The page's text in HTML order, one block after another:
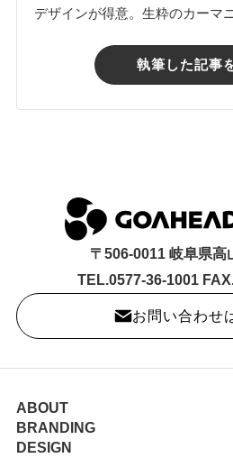
デザインが得意。生粋のカーマニ
執筆した記事
〒506-0011 岐阜県高
TEL.0577-36-1001
お問い合わせ
ABOUT
BRANDING
DESIGN